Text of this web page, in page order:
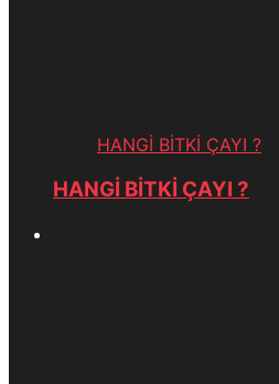
HANGİ BİTKİ ÇAYI ?
HANGİ BİTKİ ÇAYI ?